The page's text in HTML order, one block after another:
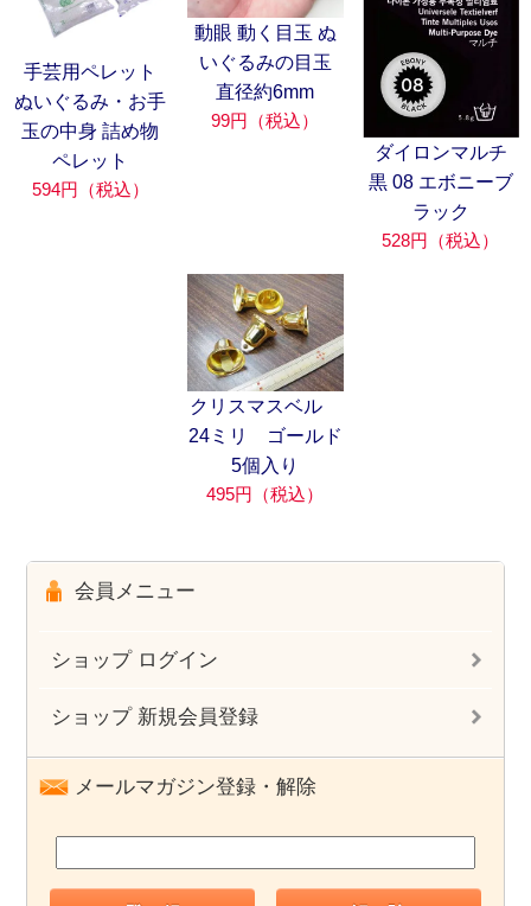
手芸用ペレット
ぬいぐるみ・お手
玉の中身 詰め物
ペレット
594円（税込）
動眼 動く目玉 ぬ
いぐるみの目玉
直径約6mm
99円（税込）
ダイロンマルチ
黒 08 エボニーブ
ラック
528円（税込）
クリスマスベル
24ミリ ゴールド
5個入り
495円（税込）
会員メニュー
ショップ ログイン
ショップ 新規会員登録
メールマガジン登録・解除